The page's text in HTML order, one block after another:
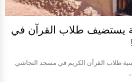
يستضيف طلاب القرآن في
طلاب القرآن الكريم في مسجد النجاشي